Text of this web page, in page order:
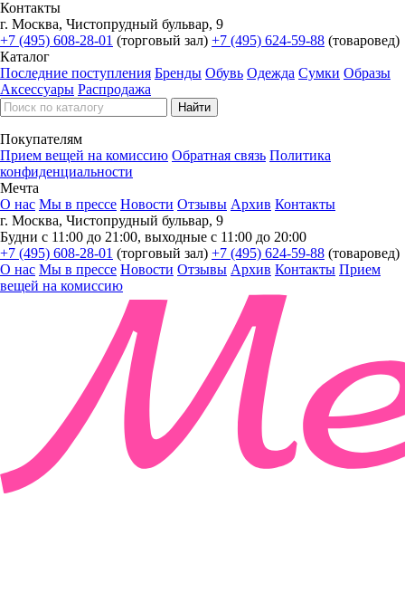
Контакты
г. Москва, Чистопрудный бульвар, 9
+7 (495) 608-28-01 (торговый зал) +7 (495) 624-59-88 (товаровед)
Каталог
Последние поступления Бренды Обувь Одежда Сумки Образы
Аксессуары Распродажа
Покупателям
Прием вещей на комиссию Обратная связь Политика
конфиденциальности
Мечта
О нас Мы в прессе Новости Отзывы Архив Контакты
г. Москва, Чистопрудный бульвар, 9
Будни с 11:00 до 21:00, выходные с 11:00 до 20:00
+7 (495) 608-28-01 (торговый зал) +7 (495) 624-59-88 (товаровед)
О нас Мы в прессе Новости Отзывы Архив Контакты Прием
вещей на комиссию